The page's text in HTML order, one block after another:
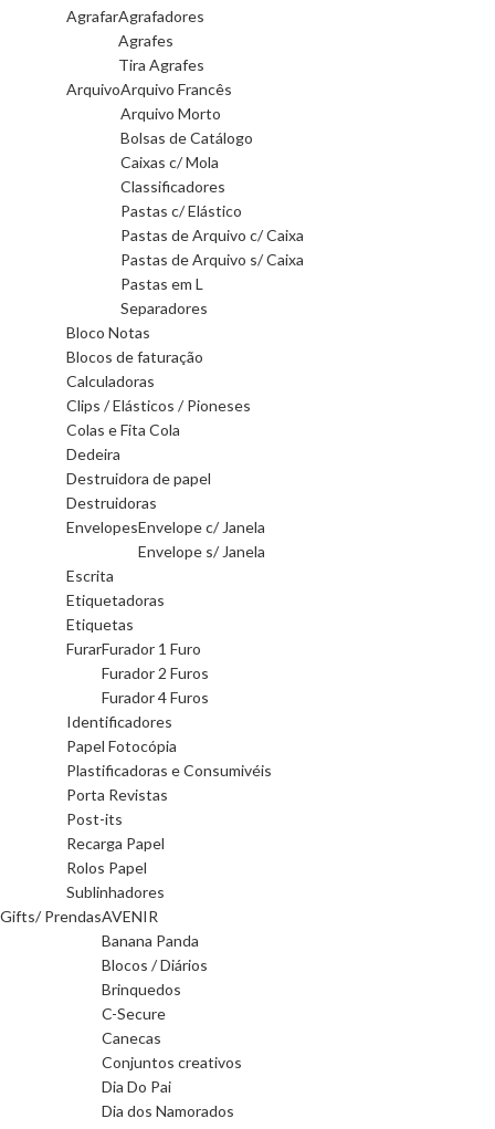
AgrafarAgrafadores
Agrafes
Tira Agrafes
ArquivoArquivo Francês
Arquivo Morto
Bolsas de Catálogo
Caixas c/ Mola
Classificadores
Pastas c/ Elástico
Pastas de Arquivo c/ Caixa
Pastas de Arquivo s/ Caixa
Pastas em L
Separadores
Bloco Notas
Blocos de faturação
Calculadoras
Clips / Elásticos / Pioneses
Colas e Fita Cola
Dedeira
Destruidora de papel
Destruidoras
EnvelopesEnvelope c/ Janela
Envelope s/ Janela
Escrita
Etiquetadoras
Etiquetas
FurarFurador 1 Furo
Furador 2 Furos
Furador 4 Furos
Identificadores
Papel Fotocópia
Plastificadoras e Consumivéis
Porta Revistas
Post-its
Recarga Papel
Rolos Papel
Sublinhadores
Gifts/ PrendasAVENIR
Banana Panda
Blocos / Diários
Brinquedos
C-Secure
Canecas
Conjuntos creativos
Dia Do Pai
Dia dos Namorados